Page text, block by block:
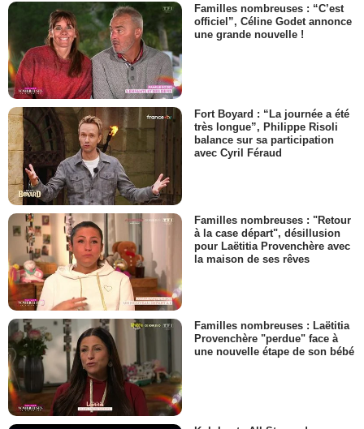
Familles nombreuses : “C’est
officiel”, Céline Godet annonce
une grande nouvelle !
Fort Boyard : “La journée a été
très longue”, Philippe Risoli
balance sur sa participation
avec Cyril Féraud
Familles nombreuses : "Retour
à la case départ", désillusion
pour Laëtitia Provenchère avec
la maison de ses rêves
Familles nombreuses : Laëtitia
Provenchère "perdue" face à
une nouvelle étape de son bébé